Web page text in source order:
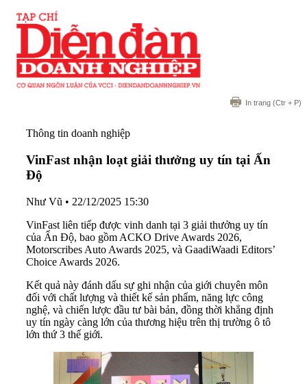
In trang (Ctr + P)
Thông tin doanh nghiệp
VinFast nhận loạt giải thưởng uy tín tại Ấn
Độ
Như Vũ • 22/12/2025 15:30
VinFast liên tiếp được vinh danh tại 3 giải thưởng uy tín
của Ấn Độ, bao gồm ACKO Drive Awards 2026,
Motorscribes Auto Awards 2025, và GaadiWaadi Editors’
Choice Awards 2026.
Kết quả này đánh dấu sự ghi nhận của giới chuyên môn
đối với chất lượng và thiết kế sản phẩm, năng lực công
nghệ, và chiến lược đầu tư bài bản, đồng thời khẳng định
uy tín ngày càng lớn của thương hiệu trên thị trường ô tô
lớn thứ 3 thế giới.